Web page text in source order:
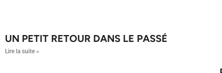
UN PETIT RETOUR DANS LE PASSÉ
Lire la suite »